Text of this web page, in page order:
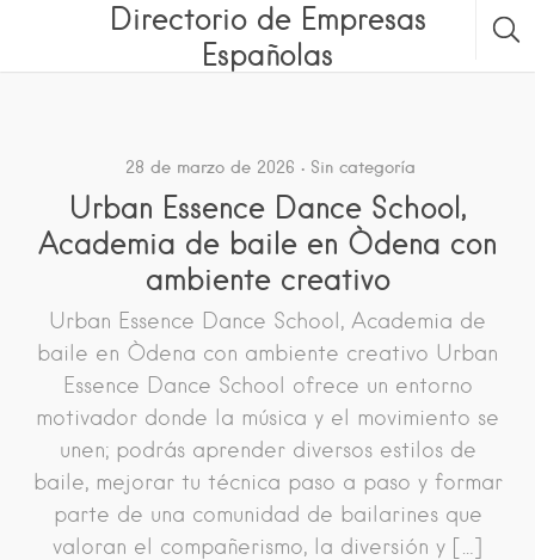
Directorio de Empresas
Españolas
28 de marzo de 2026 Sin categoría
Urban Essence Dance School,
Academia de baile en Òdena con
ambiente creativo
Urban Essence Dance School, Academia de
baile en Òdena con ambiente creativo Urban
Essence Dance School ofrece un entorno
motivador donde la música y el movimiento se
unen; podrás aprender diversos estilos de
baile, mejorar tu técnica paso a paso y formar
parte de una comunidad de bailarines que
valoran el compañerismo, la diversión y […]